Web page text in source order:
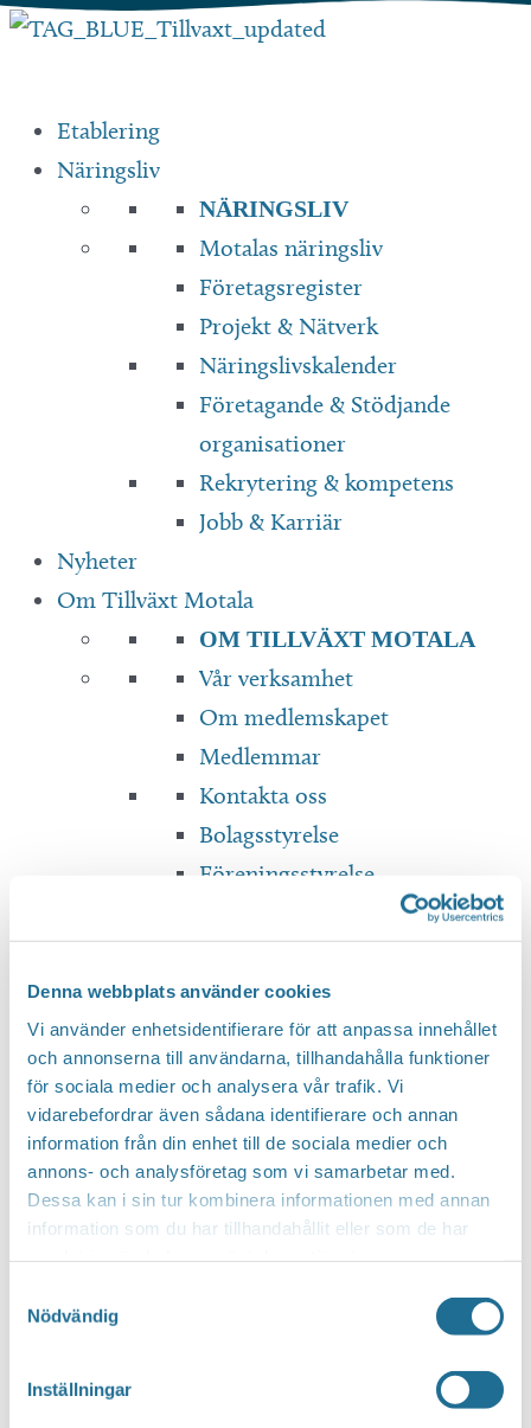
Denna webbplats använder cookies
Vi använder enhetsidentifierare för att anpassa innehållet
och annonserna till användarna, tillhandahålla funktioner
för sociala medier och analysera vår trafik. Vi
vidarebefordrar även sådana identifierare och annan
information från din enhet till de sociala medier och
annons- och analysföretag som vi samarbetar med.
Dessa kan i sin tur kombinera informationen med annan
information som du har tillhandahållit eller som de har
Nödvändig
Inställningar
Hoppa
Etablering
Näringsliv
NÄRINGSLIV
Motalas näringsliv
Företagsregister
Projekt & Nätverk
Näringslivskalender
Företagande & Stödjande
organisationer
Rekrytering & kompetens
Jobb & Karriär
Nyheter
Om Tillväxt Motala
OM TILLVÄXT MOTALA
Vår verksamhet
Om medlemskapet
Medlemmar
Kontakta oss
Bolagsstyrelse
Föreningsstyrelse
Dokument & Rapporter
Translate
Hittar du inte vad du söker?
Sök här... SEARCH
You can translate this website with Google